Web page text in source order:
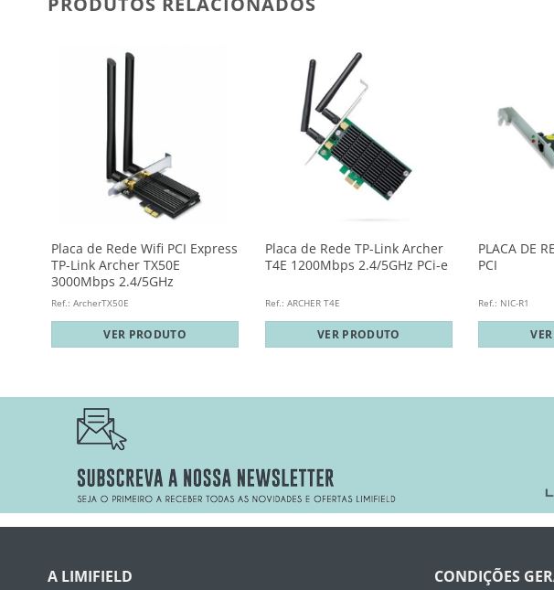
Placa de Rede Wifi PCI Express
TP-Link Archer TX50E
3000Mbps 2.4/5GHz
Ref.: ArcherTX50E
VER PRODUTO
Placa de Rede TP-Link Archer
T4E 1200Mbps 2.4/5GHz PCi-e
Ref.: ARCHER T4E
VER PRODUTO
PLACA DE
PCI
Ref.: NIC-R1
A LIMIFIELD CONDIÇÕES